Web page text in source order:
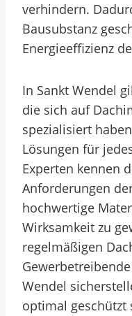
verhindern.
Bausubstanz
Energieeffizienz
In Sankt Wendel
die sich auf
spezialisiert
Lösungen für
Experten kennen
Anforderungen
hochwertige
Wirksamkeit zu
regelmäßigen
Wendel
optimal